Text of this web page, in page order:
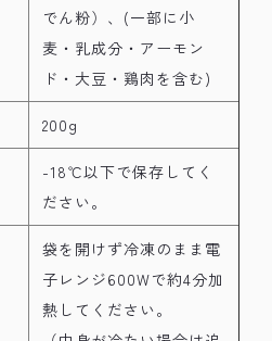
でん粉）、(一部に小
麦・乳成分・アーモン
ド・大豆・鶏肉を含む)
200g
-18℃以下で保存してく
ださい。
袋を開けず冷凍のまま電
子レンジ600Wで約4分加
熱してください。